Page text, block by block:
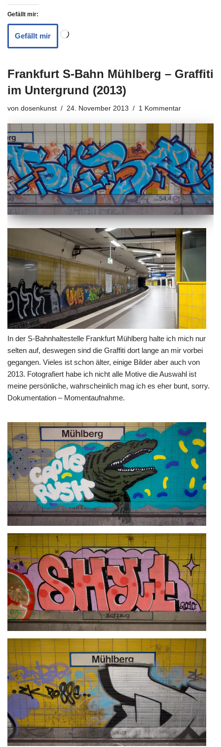
Gefällt mir:
Gefällt mir
Frankfurt S-Bahn Mühlberg – Graffiti
im Untergrund (2013)
von dosenkunst 24. November 2013 1 Kommentar
In der S-Bahnhaltestelle Frankfurt Mühlberg halte ich mich nur
selten auf, deswegen sind die Graffiti dort lange an mir vorbei
gegangen. Vieles ist schon älter, einige Bilder aber auch von
2013. Fotografiert habe ich nicht alle Motive die Auswahl ist
meine persönliche, wahrscheinlich mag ich es eher bunt, sorry.
Dokumentation – Momentaufnahme.